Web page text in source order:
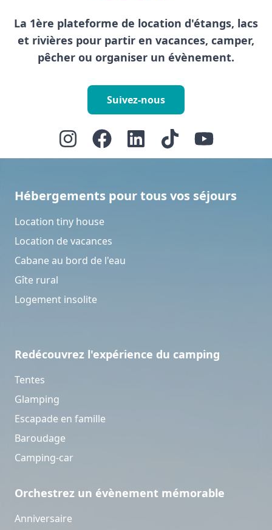
La 1ère plateforme de location d'étangs, lacs
et rivières pour partir en vacances, camper,
pêcher ou organiser un évènement.
Suivez-nous
Hébergements pour tous vos séjours
Location tiny house
Location de vacances
Cabane au bord de l'eau
Gîte rural
Logement insolite
Redécouvrez l'expérience du camping
Tentes
Glamping
Escapade en famille
Baroudage
Camping-car
Orchestrez un évènement mémorable
Anniversaire